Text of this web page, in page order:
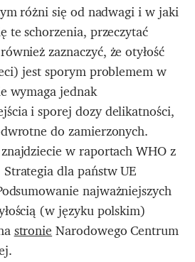
różni się od nadwagi i w jaki
te schorzenia, przeczytać
zaznaczyć, że otyłość
jest sporym problemem w
wymaga jednak
i sporej dozy delikatności,
do zamierzonych.
w raportach WHO z
dla państw UE
najważniejszych
(w języku polskim)
stronieNarodowego Centrum